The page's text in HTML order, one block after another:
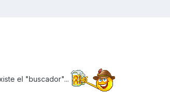
el "buscador"...